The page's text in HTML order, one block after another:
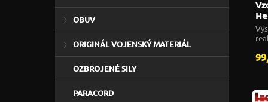
OBUV
ORIGINÁL VOJENSKÝ MATERIÁL
OZBROJENÉ SILY
PARACORD